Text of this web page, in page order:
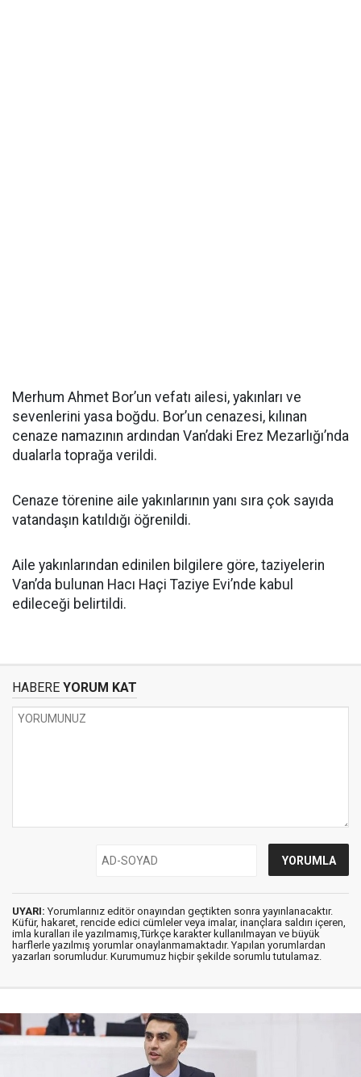
Merhum Ahmet Bor’un vefatı ailesi, yakınları ve
sevenlerini yasa boğdu. Bor’un cenazesi, kılınan
cenaze namazının ardından Van’daki Erez Mezarlığı’nda
dualarla toprağa verildi.
Cenaze törenine aile yakınlarının yanı sıra çok sayıda
vatandaşın katıldığı öğrenildi.
Aile yakınlarından edinilen bilgilere göre, taziyelerin
Van’da bulunan Hacı Haçi Taziye Evi’nde kabul
edileceği belirtildi.
HABERE YORUM KAT
UYARI: Yorumlarınız editör onayından geçtikten sonra yayınlanacaktır.
Küfür, hakaret, rencide edici cümleler veya imalar, inançlara saldırı içeren,
imla kuralları ile yazılmamış,Türkçe karakter kullanılmayan ve büyük
harflerle yazılmış yorumlar onaylanmamaktadır. Yapılan yorumlardan
yazarları sorumludur. Kurumumuz hiçbir şekilde sorumlu tutulamaz.